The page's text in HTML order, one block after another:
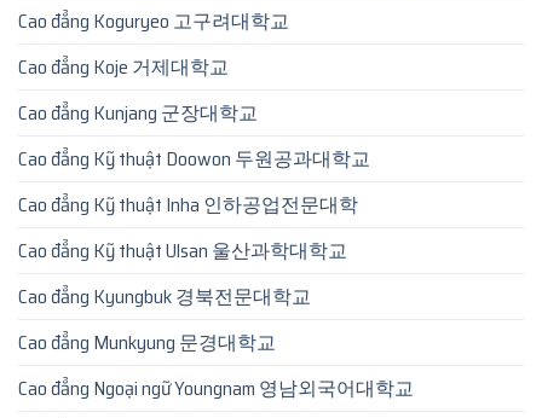
Cao đẳng Koguryeo 고구려대학교
Cao đẳng Koje 거제대학교
Cao đẳng Kunjang 군장대학교
Cao đẳng Kỹ thuật Doowon 두원공과대학교
Cao đẳng Kỹ thuật Inha 인하공업전문대학
Cao đẳng Kỹ thuật Ulsan 울산과학대학교
Cao đẳng Kyungbuk 경북전문대학교
Cao đẳng Munkyung 문경대학교
Cao đẳng Ngoại ngữ Youngnam 영남외국어대학교